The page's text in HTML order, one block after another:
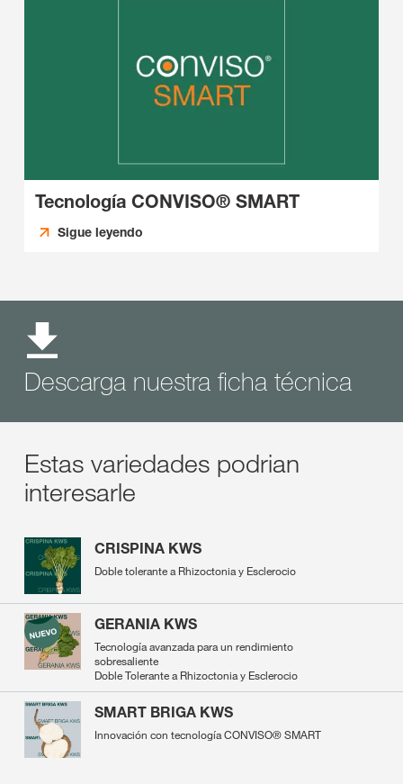
Tecnología CONVISO® SMART
Sigue leyendo
Descarga nuestra ficha técnica
Estas variedades podrian
interesarle
CRISPINA KWS
Doble tolerante a Rhizoctonia y Esclerocio
GERANIA KWS
Tecnología avanzada para un rendimiento
sobresaliente
Doble Tolerante a Rhizoctonia y Esclerocio
SMART BRIGA KWS
Innovación con tecnología CONVISO® SMART